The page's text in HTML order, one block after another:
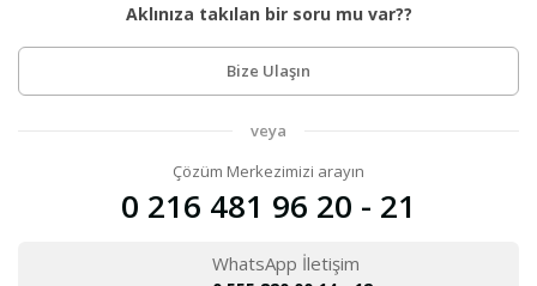
Aklınıza takılan bir soru mu var??
Bize Ulaşın
veya
Çözüm Merkezimizi arayın
0 216 481 96 20 - 21
WhatsApp İletişim